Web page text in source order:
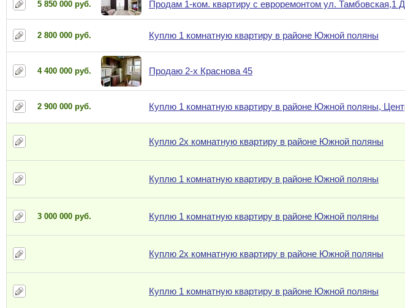
5 850 000 руб. Продам 1-ком. квартиру с евроремонтом ул. Тамбовская,1
2 800 000 руб. Куплю 1 комнатную квартиру в районе Южной поляны
4 400 000 руб. Продаю 2-х Краснова 45
2 900 000 руб. Куплю 1 комнатную квартиру в районе Южной поляны,
Куплю 2х комнатную квартиру в районе Южной поляны
Куплю 1 комнатную квартиру в районе Южной поляны
3 000 000 руб. Куплю 1 комнатную квартиру в районе Южной поляны
Куплю 2х комнатную квартиру в районе Южной поляны
Куплю 1 комнатную квартиру в районе Южной поляны